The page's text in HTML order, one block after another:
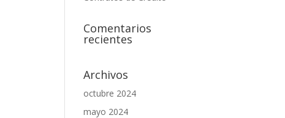
Comentarios
recientes
Archivos
octubre 2024
mayo 2024